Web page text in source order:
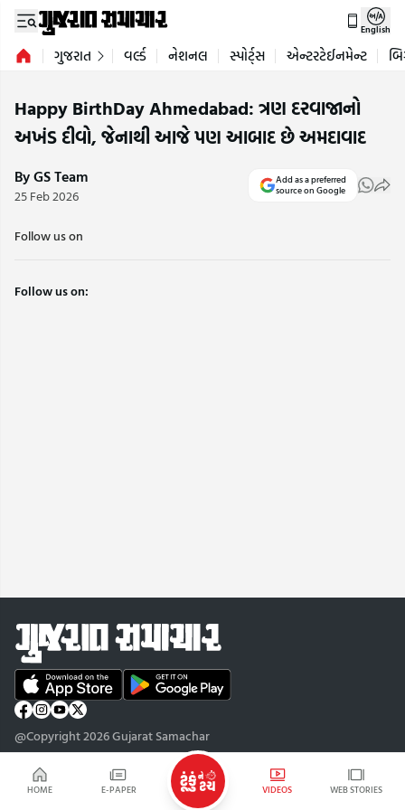
HOME E-PAPER VIDEOS WEB STORIES
English
ગુજરાત વર્લ્ડ નેશનલ સ્પોર્ટ્સ એન્ટરટેઈનમેન્ટ
Happy BirthDay Ahmedabad: ત્રણ દરવાજાનો
અખંડ દીવો, જેનાથી આજે પણ આબાદ છે અમદાવાદ
By GS Team
25 Feb 2026
Add as a preferred
source on Google
Follow us on
Follow us on:
@Copyright 2026 Gujarat Samachar